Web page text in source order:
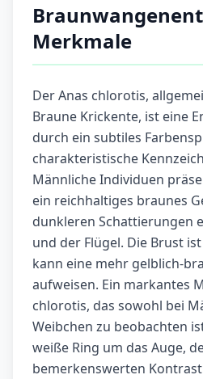
Merkmale
Der Anas chlorotis,
Braune Krickente, ist eine
durch ein subtiles
charakteristische
Männliche Individuen
ein reichhaltiges braunes
dunkleren Schattierungen
und der Flügel. Die Brust
kann eine mehr gelblich-
aufweisen. Ein markantes
chlorotis, das sowohl bei
Weibchen zu beobachten
weiße Ring um das Auge,
bemerkenswerten